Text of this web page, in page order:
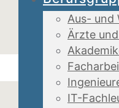
Aus- und
Ärzte
IT-